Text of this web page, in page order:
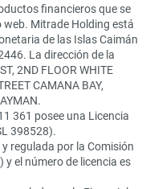
financieros que se
Mitrade Holding está
de las Islas Caimán
La dirección de la
2ND FLOOR WHITE
CAMANA BAY,
361 posee una Licencia
398528).
regulada por la Comisión
y el número de licencia es